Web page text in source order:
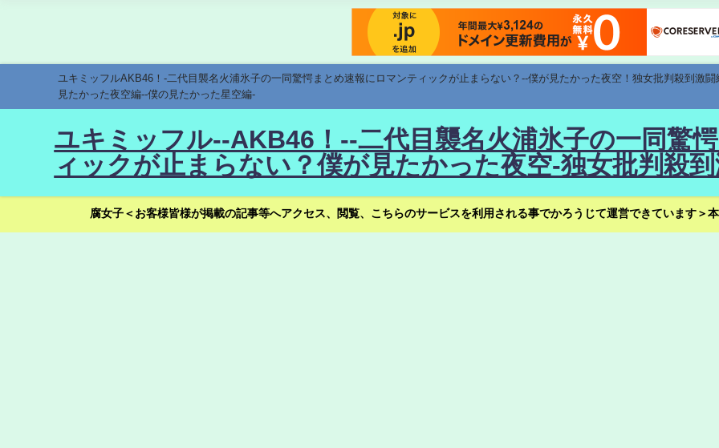
ユキミッフルAKB46！-二代目襲名火浦氷子の一同驚愕まとめ速報にロマンティックが止まらない？--僕が見たかった夜空！独女批判殺到激
見たかった夜空編--僕の見たかった星空編-
ユキミッフル--AKB46！--二代目襲名火浦氷子の一同驚
ィックが止まらない？僕が見たかった夜空-独女批判殺
腐女子＜お客様皆様が掲載の記事等へアクセス、閲覧、こちらのサービスを利用される事でかろうじて運営できています＞